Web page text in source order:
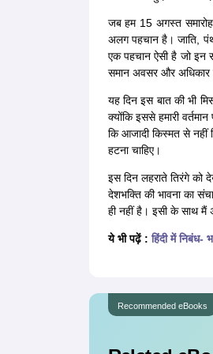
जब हम 15 अगस्त
अलग पहचान है। जाति,
एक पहचान ऐसी है जो इन
समान अवसर और अधिकार
यह दिन इस बात की भी
क्योंकि इससे हमारी
कि आजादी किस्मत से नहीं
हटना चाहिए।
इस दिन लहराते तिरंगे को
देशभक्ति की भावना का
ही नहीं है। इसी के साथ मैं
ये भी पढ़ें :हिंदी में निबंध-
Recommended eBooks